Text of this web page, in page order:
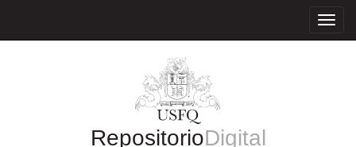
RepositorioDigital